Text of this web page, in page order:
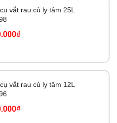
vắt rau củ ly tâm 25L
vắt rau củ ly tâm 12L